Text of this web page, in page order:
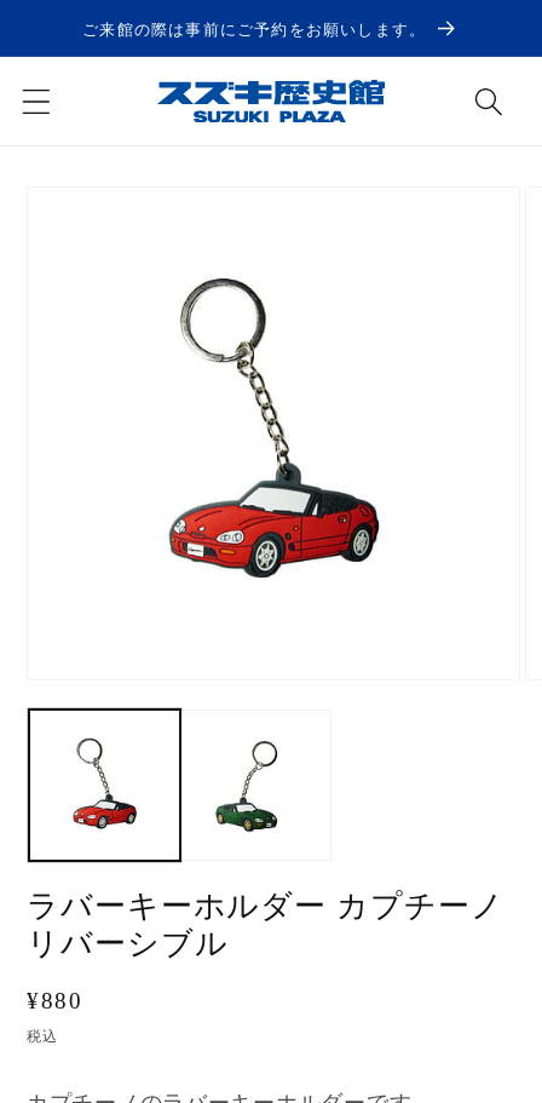
ンツに
進む
ご来館の際は事前にご予約をお願いします。
ラバーキーホルダー カプチーノ
リバーシブル
通
常
¥880
税込